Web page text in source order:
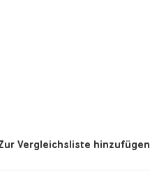
Vergleichsliste hinzufügen